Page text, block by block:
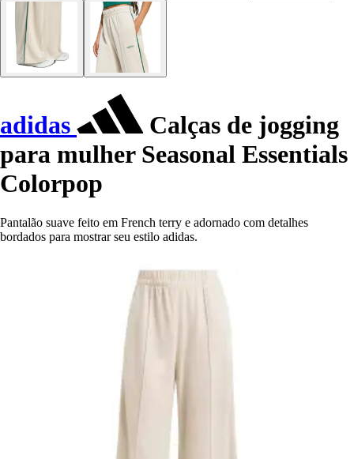
adidas
Calças de jogging
para mulher Seasonal Essentials
Colorpop
Pantalão suave feito em French terry e adornado com detalhes
bordados para mostrar seu estilo adidas.